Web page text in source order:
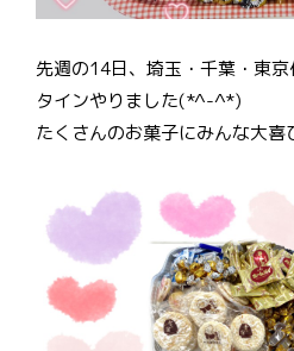
先週の14日、埼玉・千葉・東
タインやりました(*^-^*)
たくさんのお菓子にみんな大喜